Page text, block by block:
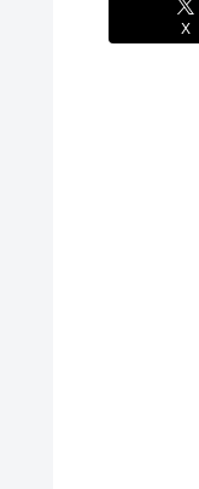
X